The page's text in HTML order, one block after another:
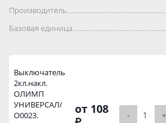
Базовая
Выключатель
2кл.накл.
ОЛИМП
УНИВЕРСАЛ/
О0023.
от 108
- +